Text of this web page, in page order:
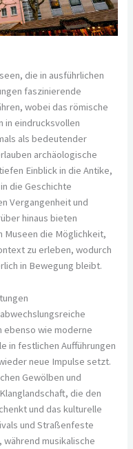
die in ausführlichen
faszinierende
wobei das römische
in eindrucksvollen
als bedeutender
archäologische
Einblick in die Antike,
die Geschichte
Vergangenheit und
hinaus bieten
Museen die Möglichkeit,
zu erleben, wodurch
in Bewegung bleibt.
ebenso wie moderne
in festlichen Aufführungen
neue Impulse setzt.
Gewölben und
die den
und das kulturelle
und Straßenfeste
musikalische